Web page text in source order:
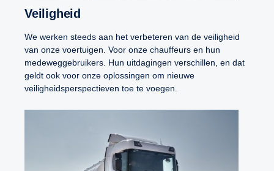
Veiligheid
We werken steeds aan het verbeteren van de veiligheid
van onze voertuigen. Voor onze chauffeurs en hun
medeweggebruikers. Hun uitdagingen verschillen, en dat
geldt ook voor onze oplossingen om nieuwe
veiligheidsperspectieven toe te voegen.